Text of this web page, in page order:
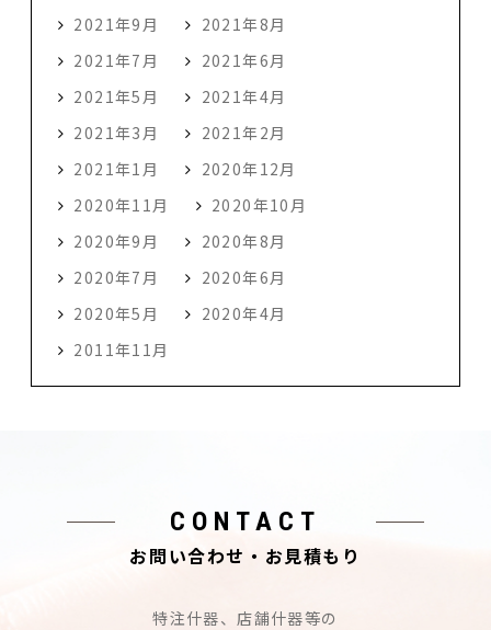
2021年9月
2021年8月
2021年7月
2021年6月
2021年5月
2021年4月
2021年3月
2021年2月
2021年1月
2020年12月
2020年11月
2020年10月
2020年9月
2020年8月
2020年7月
2020年6月
2020年5月
2020年4月
2011年11月
CONTACT
お問い合わせ・お見積もり
特注什器、店舗什器等の